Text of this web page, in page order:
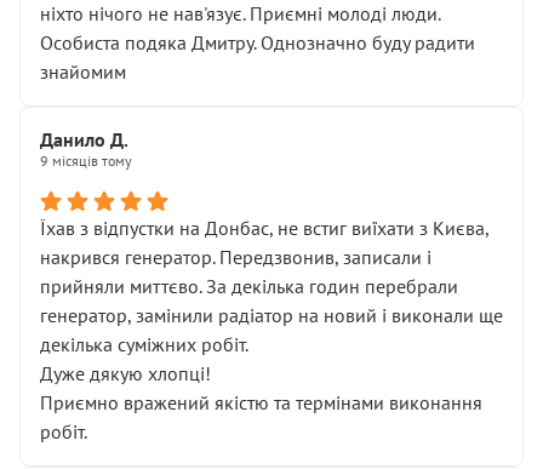
ніхто нічого не нав'язує. Приємні молоді люди.
Особиста подяка Дмитру. Однозначно буду радити
знайомим
Данило Д.
9 місяців тому
Їхав з відпустки на Донбас, не встиг виїхати з Києва,
накрився генератор. Передзвонив, записали і
прийняли миттєво. За декілька годин перебрали
генератор, замінили радіатор на новий і виконали ще
декілька суміжних робіт.
Дуже дякую хлопці!
Приємно вражений якістю та термінами виконання
робіт.